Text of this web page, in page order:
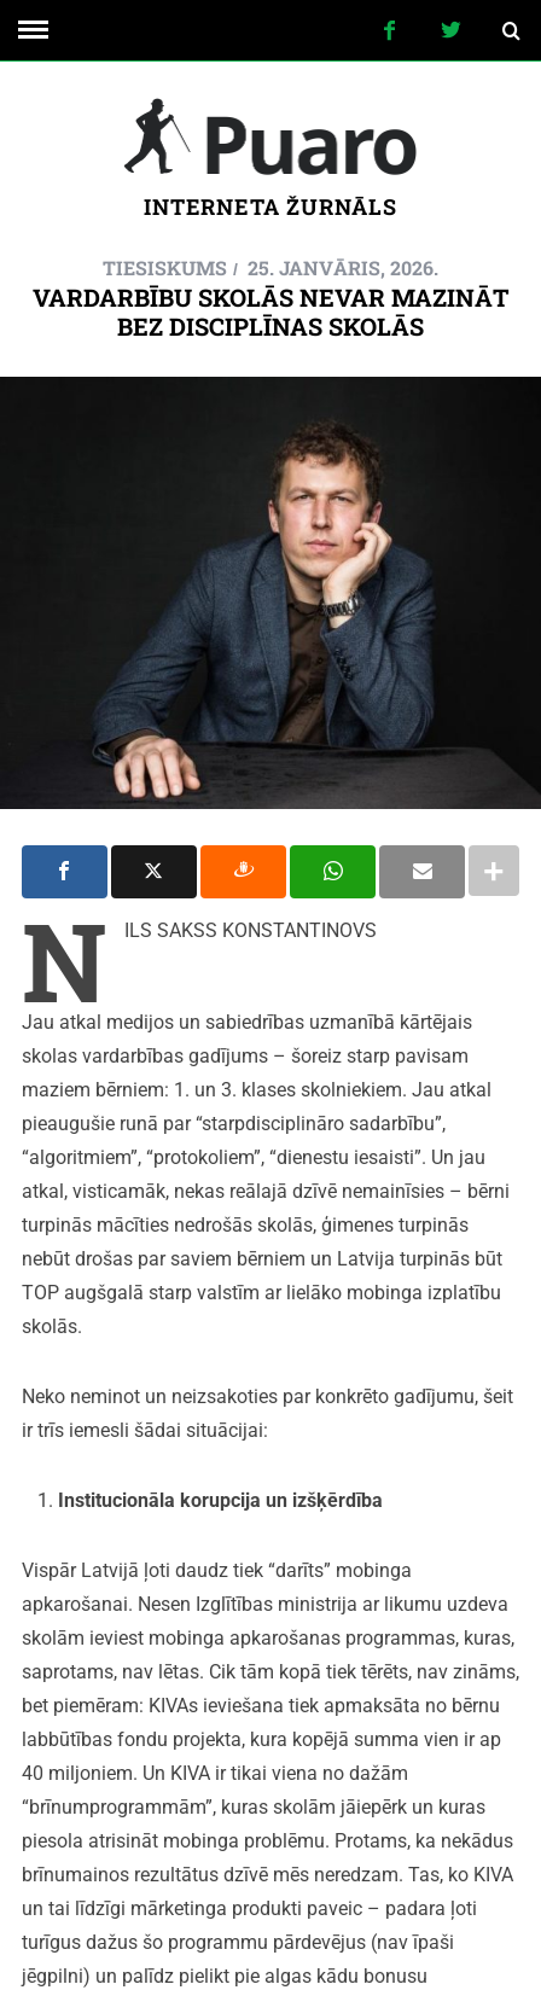
INTERNETA ŽURNĀLS
TIESISKUMS 25. JANVĀRIS, 2026.
VARDARBĪBU SKOLĀS NEVAR MAZINĀT
BEZ DISCIPLĪNAS SKOLĀS
N ILS SAKSS KONSTANTINOVS
Jau atkal medijos un sabiedrības uzmanībā kārtējais
skolas vardarbības gadījums – šoreiz starp pavisam
maziem bērniem: 1. un 3. klases skolniekiem. Jau atkal
pieaugušie runā par “starpdisciplināro sadarbību”,
“algoritmiem”, “protokoliem”, “dienestu iesaisti”. Un jau
atkal, visticamāk, nekas reālajā dzīvē nemainīsies – bērni
turpinās mācīties nedrošās skolās, ģimenes turpinās
nebūt drošas par saviem bērniem un Latvija turpinās būt
TOP augšgalā starp valstīm ar lielāko mobinga izplatību
skolās.
Neko neminot un neizsakoties par konkrēto gadījumu, šeit
ir trīs iemesli šādai situācijai:
Institucionāla korupcija un izšķērdība
Vispār Latvijā ļoti daudz tiek “darīts” mobinga
apkarošanai. Nesen Izglītības ministrija ar likumu uzdeva
skolām ieviest mobinga apkarošanas programmas, kuras,
saprotams, nav lētas. Cik tām kopā tiek tērēts, nav zināms,
bet piemēram: KIVAs ieviešana tiek apmaksāta no bērnu
labbūtības fondu projekta, kura kopējā summa vien ir ap
40 miljoniem. Un KIVA ir tikai viena no dažām
“brīnumprogrammām”, kuras skolām jāiepērk un kuras
piesola atrisināt mobinga problēmu. Protams, ka nekādus
brīnumainos rezultātus dzīvē mēs neredzam. Tas, ko KIVA
un tai līdzīgi mārketinga produkti paveic – padara ļoti
turīgus dažus šo programmu pārdevējus (nav īpaši
jēgpilni) un palīdz pielikt pie algas kādu bonusu